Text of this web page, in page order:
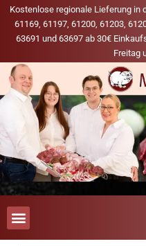
Kostenlose regionale Lieferung in
61169, 61197, 61200, 61203,
63691 und 63697 ab 30€
Freitag